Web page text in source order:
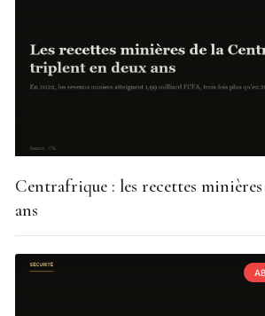
Centrafrique : les recettes
ans